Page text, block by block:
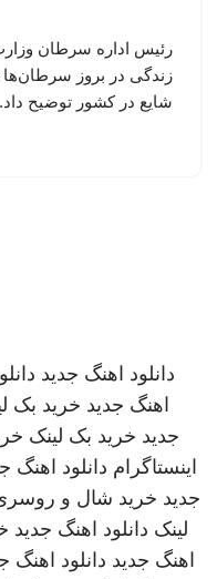
رئیس اداره سرطان
زندگی در بروز
شایع در کشور توضیح داد.
دانلود اهنگ جدید
اهنگ جدید خرید بک
جدید خرید بک لینک
اینستاگرام دانلود اهنگ
جدید خرید شال و
لینک دانلود اهنگ جدید
اهنگ جدید دانلود اهنگ